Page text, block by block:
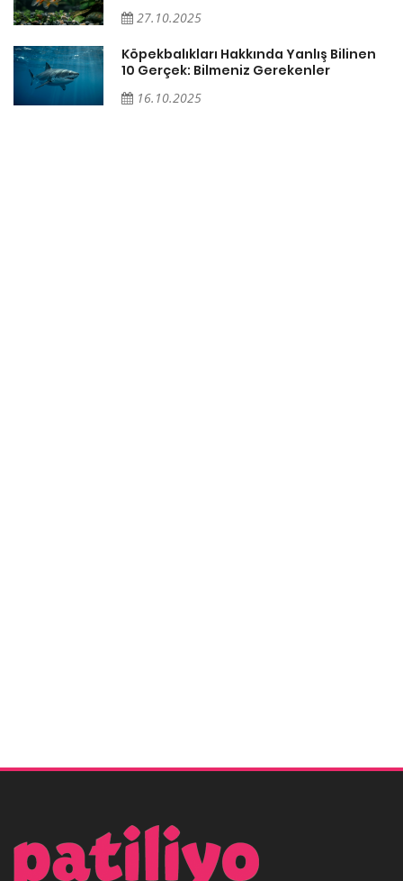
27.10.2025
Köpekbalıkları Hakkında Yanlış Bilinen
10 Gerçek: Bilmeniz Gerekenler
16.10.2025